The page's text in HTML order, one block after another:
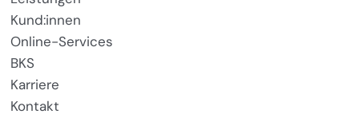
Kund:innen
Online-Services
BKS
Karriere
Kontakt